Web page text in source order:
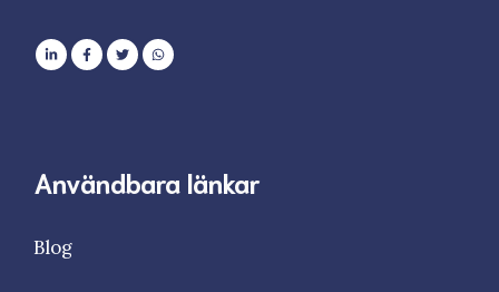
Användbara länkar
Blog